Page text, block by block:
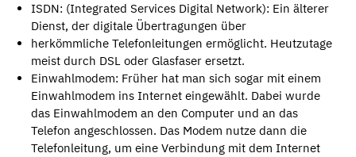
ISDN: (Integrated Services Digital Network): Ein älterer
Dienst, der digitale Übertragungen über
herkömmliche Telefonleitungen ermöglicht. Heutzutage
meist durch DSL oder Glasfaser ersetzt.
Einwahlmodem: Früher hat man sich sogar mit einem
Einwahlmodem ins Internet eingewählt. Dabei wurde
das Einwahlmodem an den Computer und an das
Telefon angeschlossen. Das Modem nutze dann die
Telefonleitung, um eine Verbindung mit dem Internet